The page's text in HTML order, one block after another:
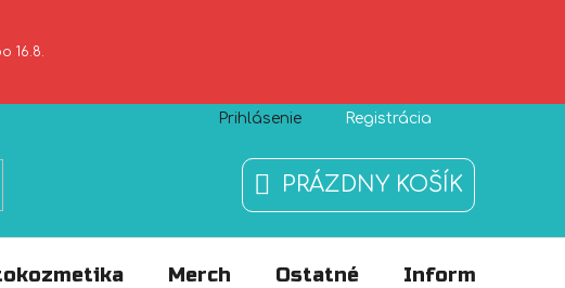
16.8.
Zásady používania súborov cookies O nás
Prihlásenie Registrácia
NÁKUPNÝ
KOŠÍK
PRÁZDNY KOŠÍK
Merch Ostatné Informácie